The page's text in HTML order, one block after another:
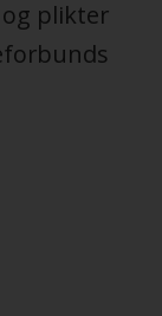
plikter